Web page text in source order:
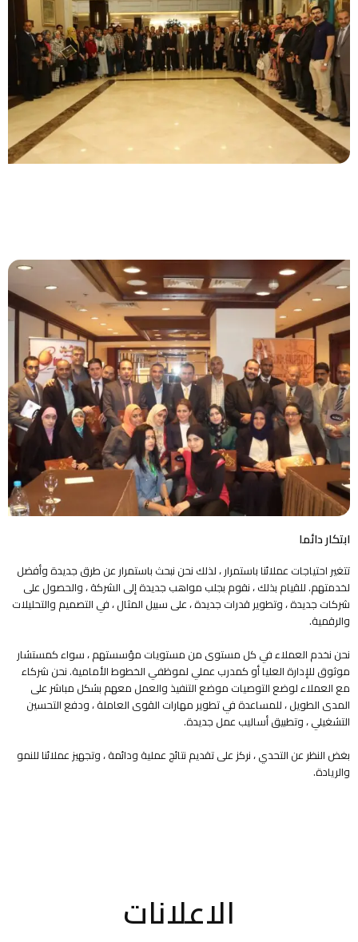
ابتكار دائما
تتغير احتياجات عملائنا باستمرار ، لذلك نحن نبحث باستمرار عن طرق جديدة وأفضل
لخدمتهم. للقيام بذلك ، نقوم بجلب مواهب جديدة إلى الشركة ، والحصول على
شركات جديدة ، وتطوير قدرات جديدة ، على سبيل المثال ، في التصميم والتحليلات
والرقمية.
نحن نخدم العملاء في كل مستوى من مستويات مؤسستهم ، سواء كمستشار
موثوق للإدارة العليا أو كمدرب عملي لموظفي الخطوط الأمامية. نحن شركاء
مع العملاء لوضع التوصيات موضع التنفيذ والعمل معهم بشكل مباشر على
المدى الطويل ، للمساعدة في تطوير مهارات القوى العاملة ، ودفع التحسين
التشغيلي ، وتطبيق أساليب عمل جديدة.
بغض النظر عن التحدي ، نركز على تقديم نتائج عملية ودائمة ، وتجهيز عملائنا للنمو
والريادة.
الاعلانات